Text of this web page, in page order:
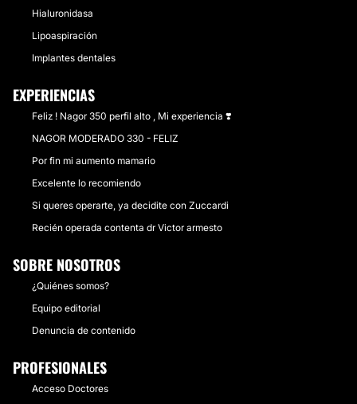
Hialuronidasa
Lipoaspiración
Implantes dentales
EXPERIENCIAS
Feliz ! Nagor 350 perfil alto , Mi experiencia ❣️
NAGOR MODERADO 330 - FELIZ
Por fin mi aumento mamario
Excelente lo recomiendo
Si queres operarte, ya decidite con Zuccardi
Recién operada contenta dr Victor armesto
SOBRE NOSOTROS
¿Quiénes somos?
Equipo editorial
Denuncia de contenido
PROFESIONALES
Acceso Doctores